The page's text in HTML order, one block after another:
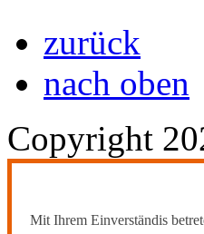
zurück
nach oben
Copyright
Mit Ihrem Einverständis